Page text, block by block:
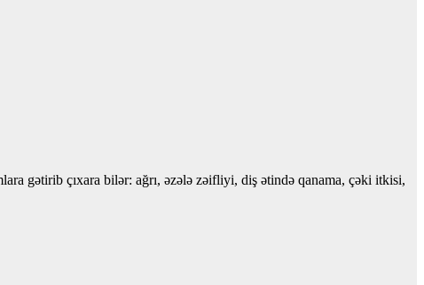
gətirib çıxara bilər: ağrı, əzələ zəifliyi, diş ətində qanama, çəki itkisi,